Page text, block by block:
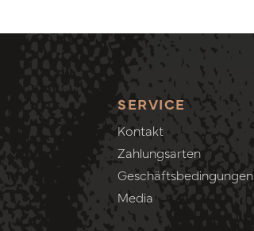
SERVICE
Kontakt
Zahlungsarten
Geschäftsbedingungen
Media